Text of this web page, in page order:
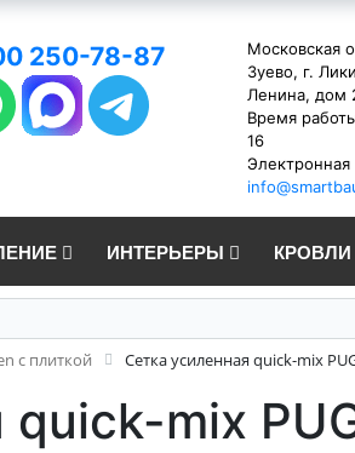
250-78-87
Московская
Зуево, г.
Ленина, дом
Время
16
Электронная
ИНТЕРЬЕРЫ КРОВЛИ
с плиткой Сетка усиленная quick-mix
quick-mix